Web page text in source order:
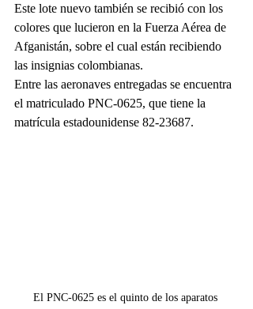
Este lote nuevo también se recibió con los
colores que lucieron en la Fuerza Aérea de
Afganistán, sobre el cual están recibiendo
las insignias colombianas.
Entre las aeronaves entregadas se encuentra
el matriculado PNC-0625, que tiene la
matrícula estadounidense 82-23687.
El PNC-0625 es el quinto de los aparatos